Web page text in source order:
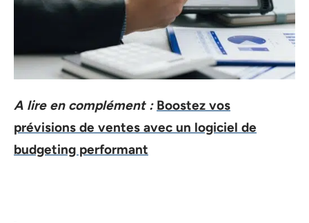
A lire en complément : Boostez vos
prévisions de ventes avec un logiciel de
budgeting performant